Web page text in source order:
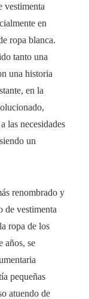
vestimenta
en
ropa blanca.
tanto una
una historia
en la
las necesidades
un
renombrado y
de vestimenta
ropa de los
años, se
pequeñas
atuendo de